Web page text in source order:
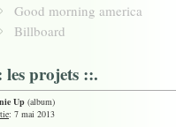
Good morning america
Billboard
les projets ::.
Up (album)
: 7 mai 2013